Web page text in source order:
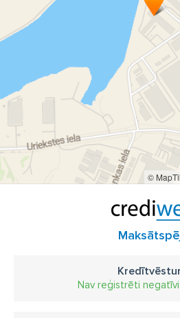
©
Nav reģistrēti